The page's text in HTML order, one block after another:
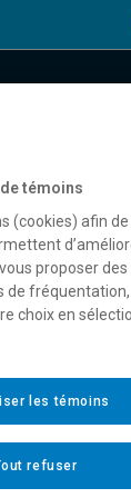
témoins
(cookies) afin
proposer
de
choix en
refuser
les témoins